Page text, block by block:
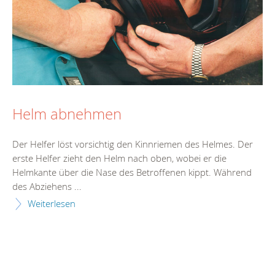
Helm abnehmen
Der Helfer löst vorsichtig den Kinnriemen des Helmes. Der
erste Helfer zieht den Helm nach oben, wobei er die
Helmkante über die Nase des Betroffenen kippt. Während
des Abziehens ...
Weiterlesen